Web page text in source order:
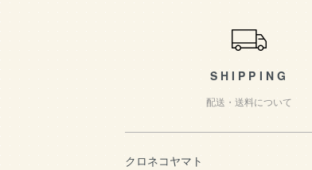
SHIPPING
配送・送料について
クロネコヤマト